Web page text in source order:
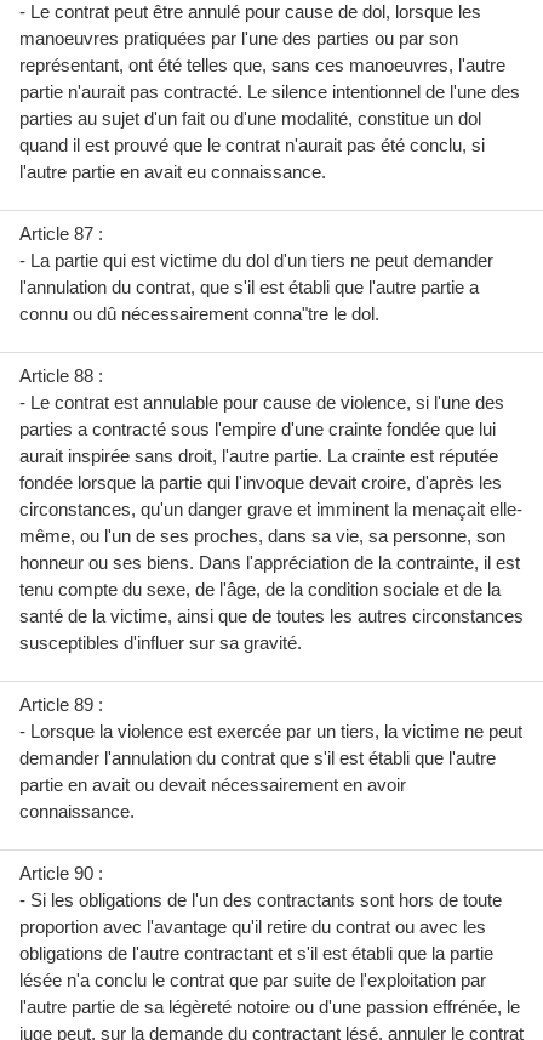
- Le contrat peut être annulé pour cause de dol, lorsque les
manoeuvres pratiquées par l'une des parties ou par son
représentant, ont été telles que, sans ces manoeuvres, l'autre
partie n'aurait pas contracté. Le silence intentionnel de l'une des
parties au sujet d'un fait ou d'une modalité, constitue un dol
quand il est prouvé que le contrat n'aurait pas été conclu, si
l'autre partie en avait eu connaissance.
Article 87 :
- La partie qui est victime du dol d'un tiers ne peut demander
l'annulation du contrat, que s'il est établi que l'autre partie a
connu ou dû nécessairement conna"tre le dol.
Article 88 :
- Le contrat est annulable pour cause de violence, si l'une des
parties a contracté sous l'empire d'une crainte fondée que lui
aurait inspirée sans droit, l'autre partie. La crainte est réputée
fondée lorsque la partie qui l'invoque devait croire, d'après les
circonstances, qu'un danger grave et imminent la menaçait elle-
même, ou l'un de ses proches, dans sa vie, sa personne, son
honneur ou ses biens. Dans l'appréciation de la contrainte, il est
tenu compte du sexe, de l'âge, de la condition sociale et de la
santé de la victime, ainsi que de toutes les autres circonstances
susceptibles d'influer sur sa gravité.
Article 89 :
- Lorsque la violence est exercée par un tiers, la victime ne peut
demander l'annulation du contrat que s'il est établi que l'autre
partie en avait ou devait nécessairement en avoir
connaissance.
Article 90 :
- Si les obligations de l'un des contractants sont hors de toute
proportion avec l'avantage qu'il retire du contrat ou avec les
obligations de l'autre contractant et s'il est établi que la partie
lésée n'a conclu le contrat que par suite de l'exploitation par
l'autre partie de sa légèreté notoire ou d'une passion effrénée, le
juge peut, sur la demande du contractant lésé, annuler le contrat